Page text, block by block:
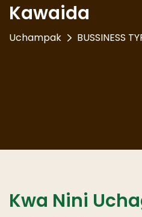
Kawaida
Uchampak BUSSINESS
Kwa Nini